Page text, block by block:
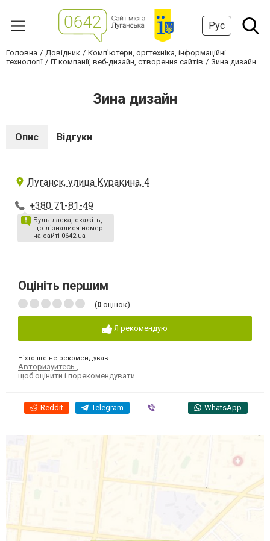
Рус
Головна Довідник
Комп’ютери, оргтехніка, інформаційні
технології
IT компанії, веб-дизайн, створення сайтів Зина дизайн
Зина дизайн
Опис Відгуки
Луганск, улица Куракина, 4
+380 71-81-49
Будь ласка, скажіть,
що дізналися номер
на сайті 0642.ua
Оцініть першим
(0 оцінок)
Я рекомендую
Ніхто ще не рекомендував
Авторизуйтесь
щоб оцінити і порекомендувати
Reddit Telegram WhatsApp